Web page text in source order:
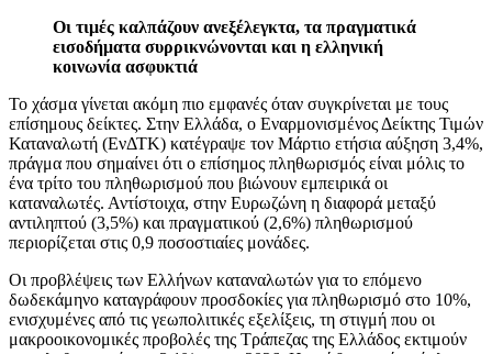
Οι τιμές καλπάζουν ανεξέλεγκτα, τα πραγματικά
εισοδήματα συρρικνώνονται και η ελληνική
κοινωνία ασφυκτιά
Το χάσμα γίνεται ακόμη πιο εμφανές όταν συγκρίνεται με τους
επίσημους δείκτες. Στην Ελλάδα, ο Εναρμονισμένος Δείκτης Τιμών
Καταναλωτή (ΕνΔΤΚ) κατέγραψε τον Μάρτιο ετήσια αύξηση 3,4%,
πράγμα που σημαίνει ότι ο επίσημος πληθωρισμός είναι μόλις το
ένα τρίτο του πληθωρισμού που βιώνουν εμπειρικά οι
καταναλωτές. Αντίστοιχα, στην Ευρωζώνη η διαφορά μεταξύ
αντιληπτού (3,5%) και πραγματικού (2,6%) πληθωρισμού
περιορίζεται στις 0,9 ποσοστιαίες μονάδες.
Οι προβλέψεις των Ελλήνων καταναλωτών για το επόμενο
δωδεκάμηνο καταγράφουν προσδοκίες για πληθωρισμό στο 10%,
ενισχυμένες από τις γεωπολιτικές εξελίξεις, τη στιγμή που οι
μακροοικονομικές προβολές της Τράπεζας της Ελλάδος εκτιμούν